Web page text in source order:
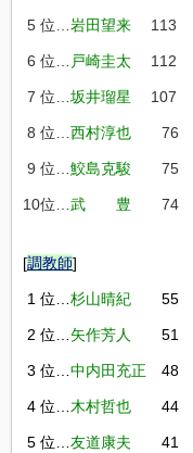
5 位…岩田望来 113
6 位… 戸崎圭太 112
7 位…坂井瑠星 107
8 位…西村淳也 76
9 位…鮫島克駿 75
10位…武 豊 74
[調教師]
1 位…杉山晴紀 55
2 位…矢作芳人 51
3 位…中内田充正 48
4 位…木村哲也 44
5 位…友道康夫 41